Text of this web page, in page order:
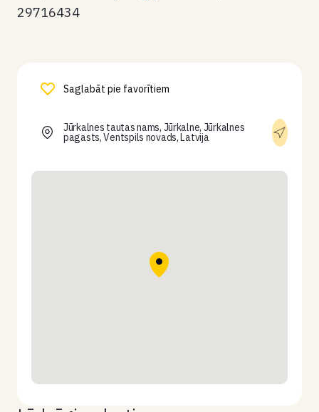
29716434
Saglabāt pie favorītiem
Jūrkalnes tautas nams, Jūrkalne, Jūrkalnes
pagasts, Ventspils novads, Latvija